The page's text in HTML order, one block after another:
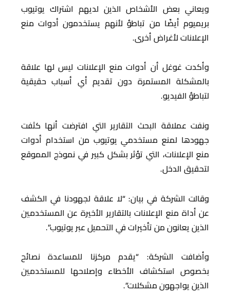
ويعاني بعض الأشخاص الذين لديهم اشتراك يوتيوب
بريميوم أيضًا من تباطؤ لأنهم يستخدمون أدوات منع
الإعلانات لأغراض أخرى.
وأكدت غوغل أن أدوات منع الإعلانات ليس لها علاقة
بالمشكلة المستمرة دون تقديم أي أسباب حقيقية
لتباطؤ الفيديو.
ونفت عملاقة البحث التقارير التي افترضت أنها كثفت
جهودها لمنع مستخدمي يوتيوب من استخدام أدوات
منع الإعلانات، التي تؤثر بشكل كبير في نموذج المموقع
لتحقيق الدخل.
وقالت الشركة في بيان: “لا علاقة لجهودنا في الكشف
عن أداة منع الإعلانات بالتقارير الأخيرة عن المستخدمين
الذين يعانون من تأخيرات في التحميل عبر يوتيوب”.
وأضافت الشركة: “يقدم مركزنا للمساعدة نصائح
بخصوص استكشاف الأخطاء وإصلاحها للمستخدمين
الذين يواجهون مشكلات”.